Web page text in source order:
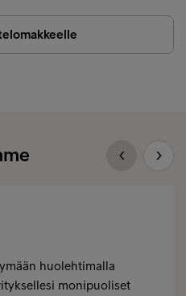
huolehtimalla
monipuoliset